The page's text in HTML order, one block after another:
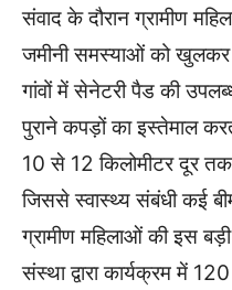
संवाद के दौरान ग्रामीण
जमीनी समस्याओं को खुलकर
गांवों में सेनेटरी पैड की
पुराने कपड़ों का इस्तेमाल
10 से 12 किलोमीटर दूर
जिससे स्वास्थ्य संबंधी कई
ग्रामीण महिलाओं की इस
संस्था द्वारा कार्यक्रम में